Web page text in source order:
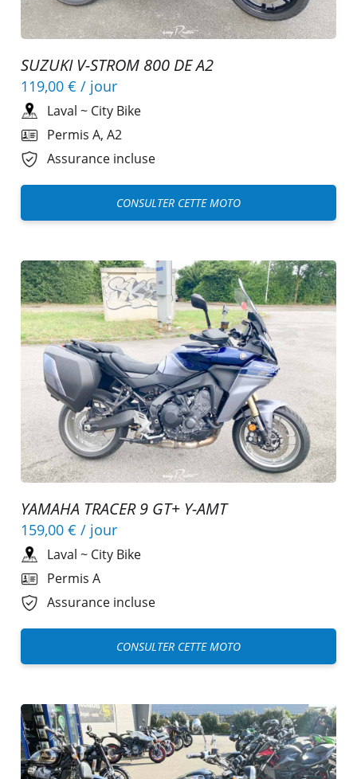
SUZUKI V-STROM 800 DE A2
119,00 € / jour
Laval ~ City Bike
Permis A, A2
Assurance incluse
CONSULTER CETTE MOTO
YAMAHA TRACER 9 GT+ Y-AMT
159,00 € / jour
Laval ~ City Bike
Permis A
Assurance incluse
CONSULTER CETTE MOTO